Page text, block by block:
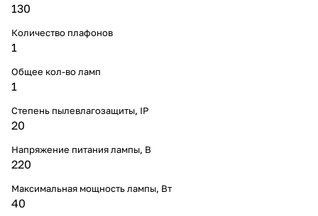
130
Количество плафонов
1
Общее кол-во ламп
1
Степень пылевлагозащиты, IP
20
Напряжение питания лампы, В
220
Максимальная мощность лампы, Вт
40